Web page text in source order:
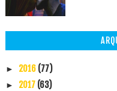
► 2016 (77)
► 2017 (63)